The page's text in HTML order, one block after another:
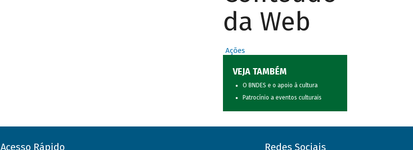
da Web
Ações
VEJA TAMBÉM
O BNDES e o apoio à cultura
Patrocínio a eventos culturais
Acesso Rápido Redes Sociais